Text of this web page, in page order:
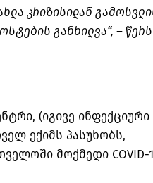
კრიზისიდან
განხილვა“, – წერს
(იგივე ინფექციური
ექიმს პასუხობს,
მოქმედი COVID-